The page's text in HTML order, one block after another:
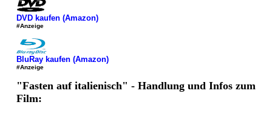
DVD kaufen (Amazon)
#Anzeige
BluRay kaufen (Amazon)
#Anzeige
"Fasten auf italienisch" - Handlung und Infos zum
Film: